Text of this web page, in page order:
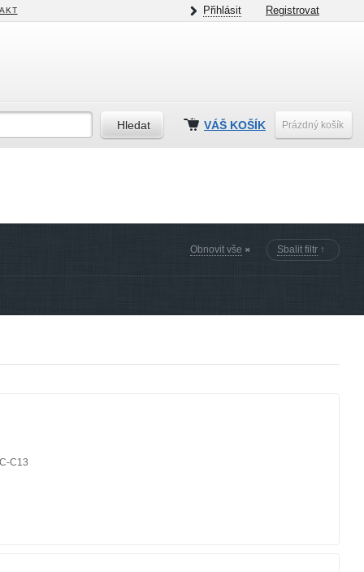
Přihlásit Registrovat
VÁŠ KOŠÍK Prázdný košík
Obnovit vše Sbalit filtr ↑
C13